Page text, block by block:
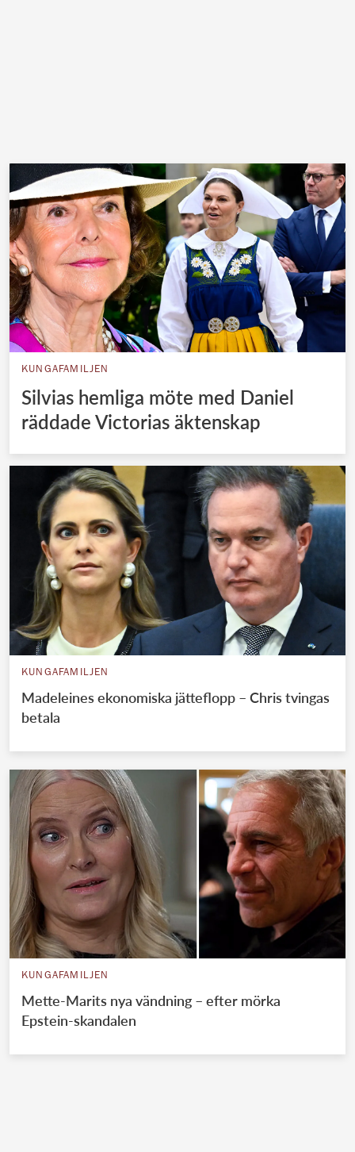
KUNGAFAMILJEN
Silvias hemliga möte med Daniel
räddade Victorias äktenskap
KUNGAFAMILJEN
Madeleines ekonomiska jätteflopp – Chris tvingas
betala
KUNGAFAMILJEN
Mette-Marits nya vändning – efter mörka
Epstein-skandalen